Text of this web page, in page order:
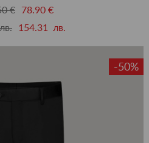
€
78.90 €
154.31 лв.
-50%